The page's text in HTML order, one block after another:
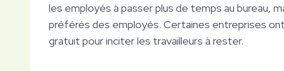
les employés à passer plus de temps au bureau,
préférés des employés. Certaines entreprises
gratuit pour inciter les travailleurs à rester.